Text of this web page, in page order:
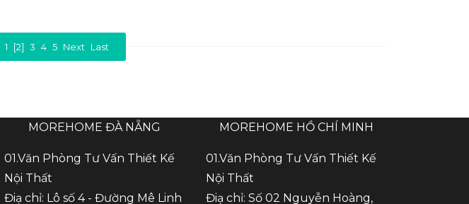
1 [2] 3 4 5 Next Last
MOREHOME ĐÀ NẴNG
01.Văn Phòng Tư Vấn Thiết Kế
Nội Thất
Điạ chỉ: Lô số 4 - Đường Mê Linh
MOREHOME HỒ CHÍ MINH
01.Văn Phòng Tư Vấn Thiết Kế
Nội Thất
Điạ chỉ: Số 02 Nguyễn Hoàng,